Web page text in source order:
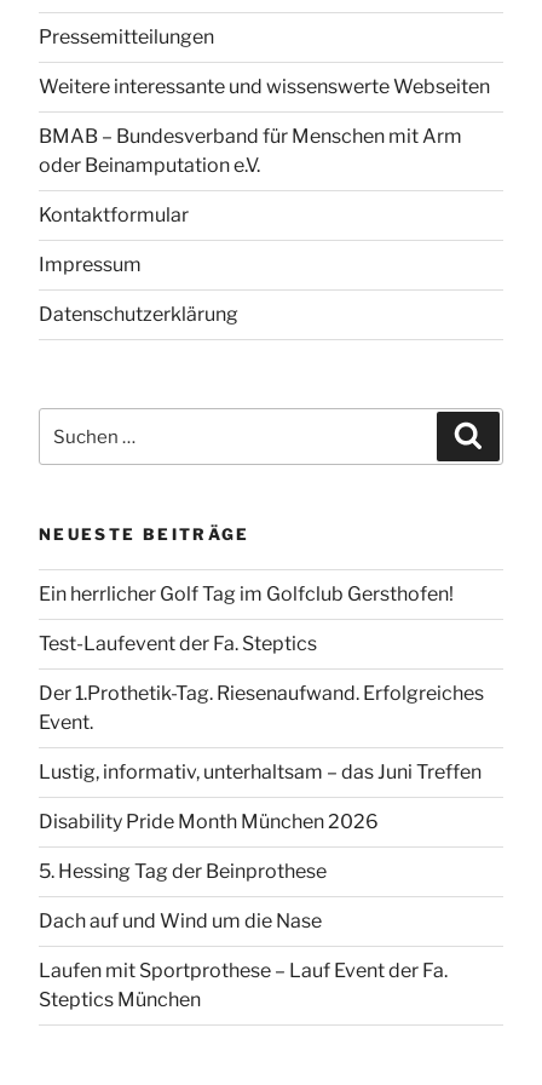
Pressemitteilungen
Weitere interessante und wissenswerte Webseiten
BMAB – Bundesverband für Menschen mit Arm
oder Beinamputation e.V.
Kontaktformular
Impressum
Datenschutzerklärung
nach:
NEUESTE BEITRÄGE
Ein herrlicher Golf Tag im Golfclub Gersthofen!
Test-Laufevent der Fa. Steptics
Der 1.Prothetik-Tag. Riesenaufwand. Erfolgreiches
Event.
Lustig, informativ, unterhaltsam – das Juni Treffen
Disability Pride Month München 2026
5. Hessing Tag der Beinprothese
Dach auf und Wind um die Nase
Laufen mit Sportprothese – Lauf Event der Fa.
Steptics München